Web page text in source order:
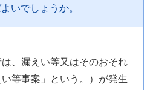
いでしょうか。
、漏えい等又はそのおそれ
等事案」という。）が発生